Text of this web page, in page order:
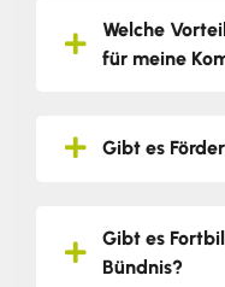
Welche
für meine
Gibt es
Gibt es
Bündnis?